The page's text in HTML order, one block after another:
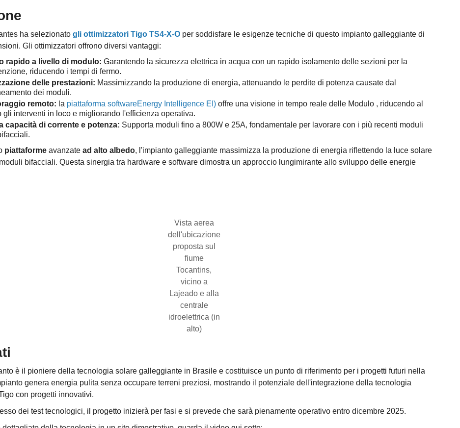
ha selezionato gli ottimizzatori Tigo TS4-X-Oper soddisfare le esigenze tecniche di questo impianto galleggiante di
Gli ottimizzatori offrono diversi vantaggi:
rapido a livello di modulo: Garantendo la sicurezza elettrica in acqua con un rapido isolamento delle sezioni per la
riducendo i tempi di fermo.
delle prestazioni: Massimizzando la produzione di energia, attenuando le perdite di potenza causate dal
dei moduli.
remoto: la piattaforma softwareEnergy Intelligence EI)offre una visione in tempo reale delle Modulo , riducendo al
gli interventi in loco e migliorando l'efficienza operativa.
capacità di corrente e potenza: Supporta moduli fino a 800W e 25A, fondamentale per lavorare con i più recenti moduli
piattaformeavanzate ad alto albedo, l'impianto galleggiante massimizza la produzione di energia riflettendo la luce solare
bifacciali. Questa sinergia tra hardware e software dimostra un approccio lungimirante allo sviluppo delle energie
Vista aerea
dell'ubicazione
proposta sul
fiume
Tocantins,
vicino a
Lajeado e alla
centrale
idroelettrica (in
alto)
è il pioniere della tecnologia solare galleggiante in Brasile e costituisce un punto di riferimento per i progetti futuri nella
genera energia pulita senza occupare terreni preziosi, mostrando il potenziale dell'integrazione della tecnologia
con progetti innovativi.
dei test tecnologici, il progetto inizierà per fasi e si prevede che sarà pienamente operativo entro dicembre 2025.